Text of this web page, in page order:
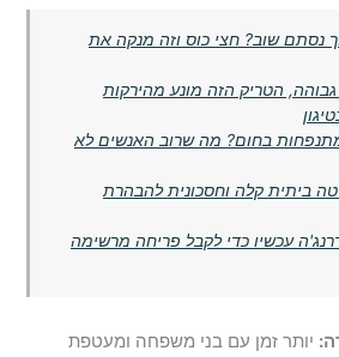
נסתם שוב? חצי כוס וזה מנקה את
הטריק הזה מונע מהירקות
בחום? מה שרוב האנשים לא
ביתית קלה וחסכונית להבהרת
עכשיו כדי לקבל פריחה מרשימה
יותר זמן עם בני משפחה ומעטפת